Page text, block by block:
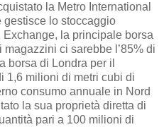
la Metro International
gestisce lo stoccaggio
la principale borsa
ci sarebbe l’85% di
borsa di Londra per il
1,6 milioni di metri cubi di
consumo annuale in Nord
la sua proprietà diretta di
pari a 100 milioni di